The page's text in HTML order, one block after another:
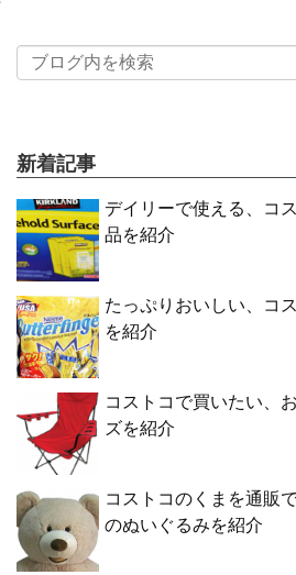
新着記事
デイリーで使える、コ
品を紹介
たっぷりおいしい、コ
を紹介
コストコで買いたい、
ズを紹介
コストコのくまを通販
のぬいぐるみを紹介